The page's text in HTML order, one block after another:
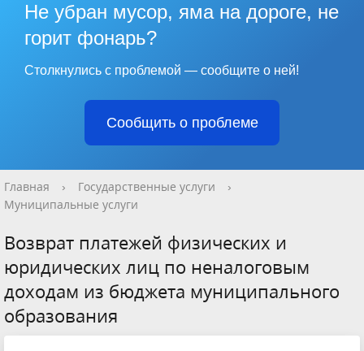
Не убран мусор, яма на дороге, не
горит фонарь?
Столкнулись с проблемой — сообщите о ней!
Сообщить о проблеме
Главная › Государственные услуги
›
Муниципальные услуги
Возврат платежей физических и
юридических лиц по неналоговым
доходам из бюджета муниципального
образования